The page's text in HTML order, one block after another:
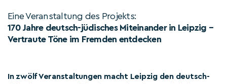
Eine Veranstaltung des Projekts:
170 Jahre deutsch-jüdisches Miteinander in Leipzig –
Vertraute Töne im Fremden entdecken
In zwölf Veranstaltungen macht Leipzig den deutsch-